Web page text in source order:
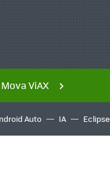
ViAX
Auto IA Eclipse